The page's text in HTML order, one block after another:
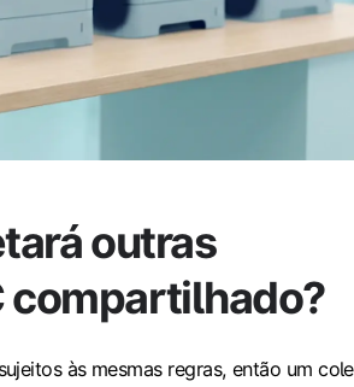
outras
compartilhado?
às mesmas regras, então um